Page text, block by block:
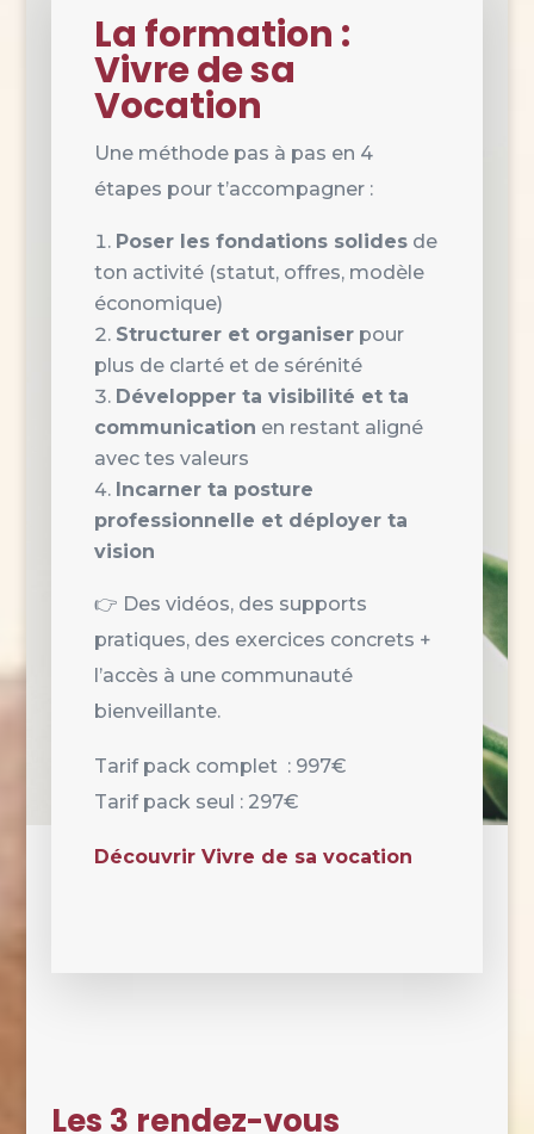
La formation :
Vivre de sa
Vocation
Une méthode pas à pas en 4
étapes pour t’accompagner :
Poser les fondations solidesde
ton activité (statut, offres, modèle
économique)
Structurer et organiserpour
plus de clarté et de sérénité
Développer ta visibilité et ta
communication en restant aligné
avec tes valeurs
Incarner ta posture
professionnelle et déployer ta
vision
👉 Des vidéos, des supports
pratiques, des exercices concrets +
l’accès à une communauté
bienveillante.
Tarif pack complet : 997€
Tarif pack seul : 297€
Découvrir Vivre de sa vocation
Les 3 rendez-vous